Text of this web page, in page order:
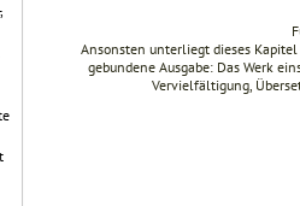
Ansonsten unterliegt dieses
gebundene Ausgabe: Das Werk
Vervielfältigung,